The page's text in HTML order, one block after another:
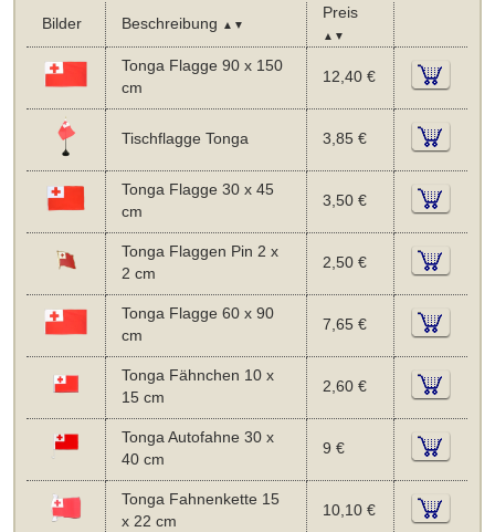
Bilder Beschreibung ▲▼
Preis
▲▼
Tonga Flagge 90 x 150
cm
12,40 €
Tischflagge Tonga 3,85 €
Tonga Flagge 30 x 45
cm
3,50 €
Tonga Flaggen Pin 2 x
2 cm
2,50 €
Tonga Flagge 60 x 90
cm
7,65 €
Tonga Fähnchen 10 x
15 cm
2,60 €
Tonga Autofahne 30 x
40 cm
9 €
Tonga Fahnenkette 15
x 22 cm
10,10 €